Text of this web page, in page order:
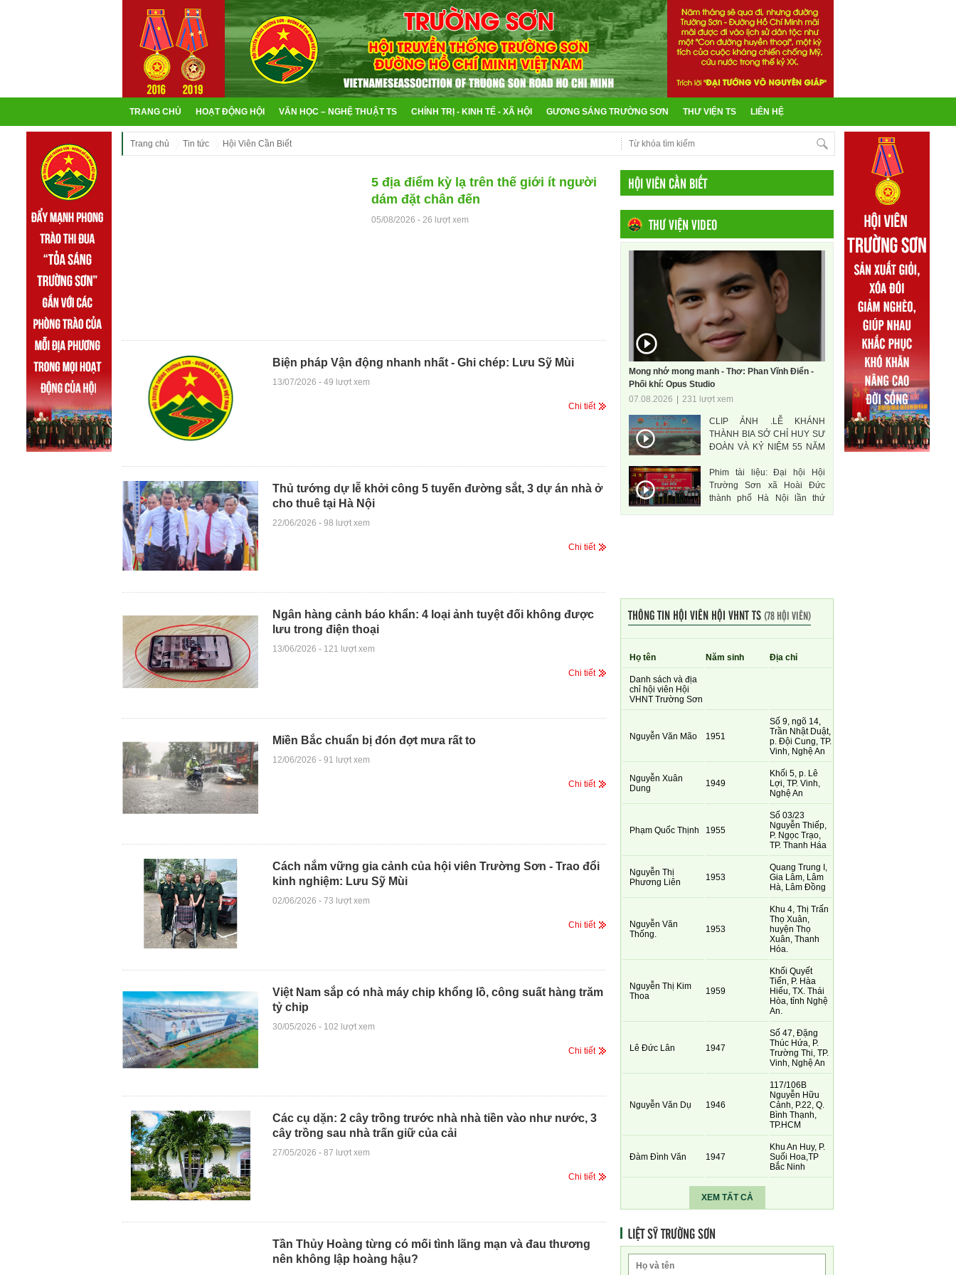
TRANG CHỦ HOẠT ĐỘNG HỘI VĂN HỌC – NGHỆ THUẬT TS CHÍNH TRỊ - KINH TẾ - XÃ HỘI GƯƠNG SÁNG TRƯỜNG SƠN THƯ VIỆN TS LIÊN HỆ
Trang chủ Tin tức Hội Viên Cần Biết
5 địa điểm kỳ lạ trên thế giới ít người
dám đặt chân đến
05/08/2026 - 26 lượt xem
Biện pháp Vận động nhanh nhất - Ghi chép: Lưu Sỹ Mùi
13/07/2026 - 49 lượt xem
Chi tiết
Thủ tướng dự lễ khởi công 5 tuyến đường sắt, 3 dự án nhà ở
cho thuê tại Hà Nội
22/06/2026 - 98 lượt xem
Chi tiết
Ngân hàng cảnh báo khẩn: 4 loại ảnh tuyệt đối không được
lưu trong điện thoại
13/06/2026 - 121 lượt xem
Chi tiết
Miền Bắc chuẩn bị đón đợt mưa rất to
12/06/2026 - 91 lượt xem
Chi tiết
Cách nắm vững gia cảnh của hội viên Trường Sơn - Trao đổi
kinh nghiệm: Lưu Sỹ Mùi
02/06/2026 - 73 lượt xem
Chi tiết
Việt Nam sắp có nhà máy chip khổng lồ, công suất hàng trăm
tỷ chip
30/05/2026 - 102 lượt xem
Chi tiết
Các cụ dặn: 2 cây trồng trước nhà nhà tiền vào như nước, 3
cây trồng sau nhà trấn giữ của cải
27/05/2026 - 87 lượt xem
Chi tiết
Tần Thủy Hoàng từng có mối tình lãng mạn và đau thương
nên không lập hoàng hậu?
HỘI VIÊN CẦN BIẾT
THƯ VIỆN VIDEO
Mong nhớ mong manh - Thơ: Phan Vĩnh Điển -
Phối khí: Opus Studio
07.08.2026
231 lượt xem
CLIP ẢNH .LỄ KHÁNH
THÀNH BIA SỞ CHỈ HUY SƯ
ĐOÀN VÀ KỶ NIỆM 55 NĂM
ANH HÙNG
Phim tài liệu: Đại hội Hội
Trường Sơn xã Hoài Đức
thành phố Hà Nội lần thứ
THÔNG TIN HỘI VIÊN HỘI VHNT TS(78 HỘI VIÊN)
Họ tên Năm sinh Địa chỉ
Danh sách và địa
chỉ hội viên Hội
VHNT Trường Sơn
Nguyễn Văn Mão 1951
Số 9, ngõ 14,
Trần Nhật Duật,
p. Đội Cung, TP.
Vinh, Nghệ An
Nguyễn Xuân
Dung
1949
Khối 5, p. Lê
Lợi, TP. Vinh,
Nghệ An
Phạm Quốc Thịnh 1955
Số 03/23
Nguyễn Thiếp,
P. Ngọc Trạo,
TP. Thanh Háa
Nguyễn Thị
Phương Liên
1953
Quang Trung I,
Gia Lâm, Lâm
Hà, Lâm Đồng
Nguyễn Văn
Thống.
1953
Khu 4, Thị Trấn
Thọ Xuân,
huyện Thọ
Xuân, Thanh
Hóa.
Nguyễn Thị Kim
Thoa
1959
Khối Quyết
Tiến, P. Hàa
Hiếu, TX. Thái
Hòa, tỉnh Nghệ
An.
Lê Đức Lân 1947
Số 47, Đặng
Thúc Hứa, P.
Trường Thi, TP.
Vinh, Nghệ An
Nguyễn Văn Dụ 1946
117/106B
Nguyễn Hữu
Cảnh, P.22, Q.
Bình Thạnh,
TP.HCM
Đàm Đình Văn 1947
Khu An Huy, P.
Suối Hoa,TP
Bắc Ninh
XEM TẤT CẢ
LIỆT SỸ TRƯỜNG SƠN